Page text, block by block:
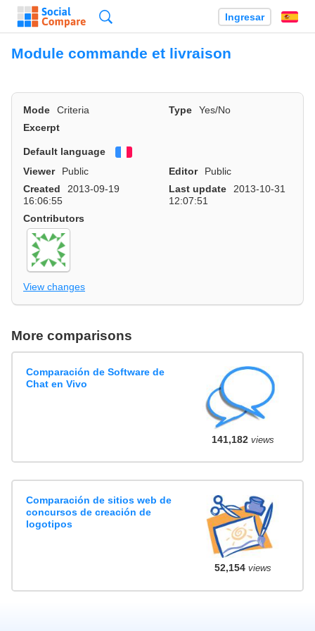
Ingresar
Module commande et livraison
Mode Criteria Type
Yes/No
Excerpt
Default language
Viewer
Public Editor
Public
Created
2013-09-19
16:06:55
Last update
2013-10-31
12:07:51
Contributors
View changes
More comparisons
Comparación de Software de
Chat en Vivo
141,182views
Comparación de sitios web de
concursos de creación de
logotipos
52,154views